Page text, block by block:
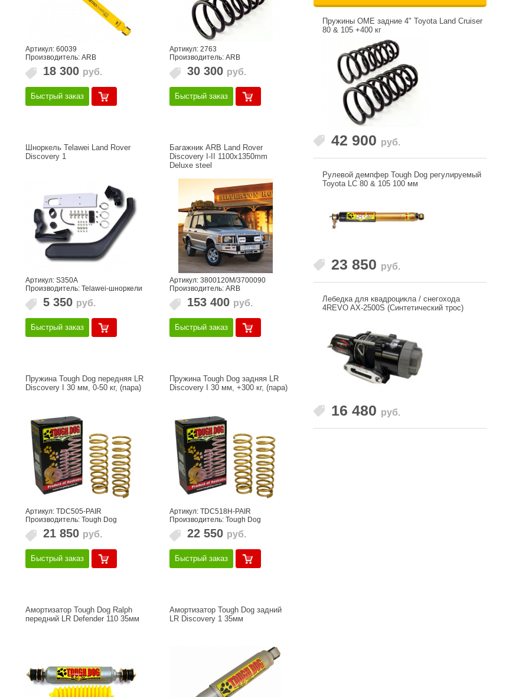
Артикул: 60039
Производитель: ARB
18 300 руб.
Быстрый заказ
Артикул: 2763
Производитель: ARB
30 300 руб.
Быстрый заказ
Шноркель Telawei Land Rover
Discovery 1
Артикул: S350A
Производитель: Telawei-шноркели
5 350 руб.
Быстрый заказ
Багажник ARB Land Rover
Discovery I-II 1100x1350mm
Deluxe steel
Артикул: 3800120M/3700090
Производитель: ARB
153 400 руб.
Быстрый заказ
Пружина Tough Dog передняя LR
Discovery I 30 мм, 0-50 кг, (пара)
Артикул: TDC505-PAIR
Производитель: Tough Dog
21 850 руб.
Быстрый заказ
Пружина Tough Dog задняя LR
Discovery I 30 мм, +300 кг, (пара)
Артикул: TDC518H-PAIR
Производитель: Tough Dog
22 550 руб.
Быстрый заказ
Амортизатор Tough Dog Ralph
передний LR Defender 110 35мм
Амортизатор Tough Dog задний
LR Discovery 1 35мм
Пружины OME задние 4" Toyota Land Cruiser
80 & 105 +400 кг
42 900 руб.
Рулевой демпфер Tough Dog регулируемый
Toyota LC 80 & 105 100 мм
23 850 руб.
Лебедка для квадроцикла / снегохода
4REVO AX-2500S (Синтетический трос)
16 480 руб.